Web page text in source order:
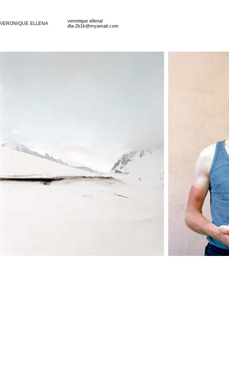
VERONIQUE ELLENA
veronique ellena/
dla-2b1k@myamail.com